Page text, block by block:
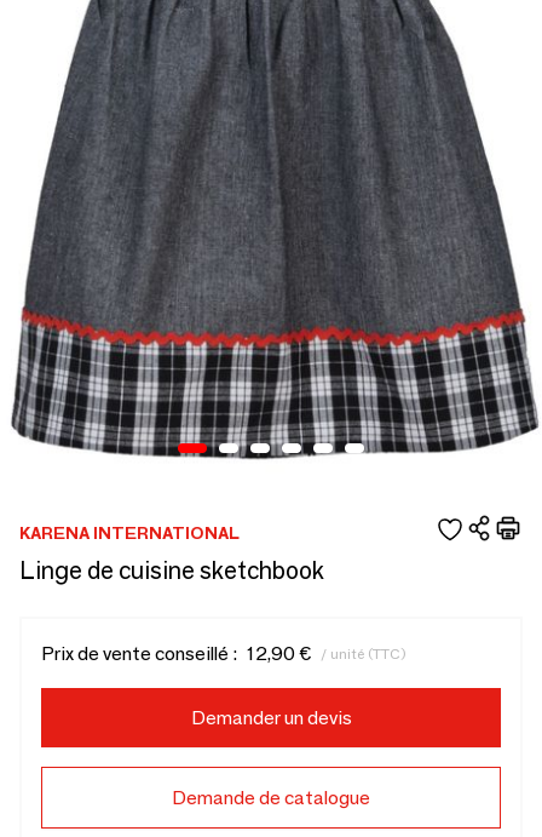
KARENA INTERNATIONAL
Linge de cuisine sketchbook
Prix de vente conseillé : 12,90 € / unité (TTC)
Demander un devis
Demande de catalogue